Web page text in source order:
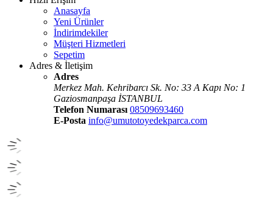
Anasayfa
Yeni Ürünler
İndirimdekiler
Müşteri Hizmetleri
Sepetim
Adres & İletişim
Adres
Merkez Mah. Kehribarcı Sk. No: 33 A Kapı No: 1
Gaziosmanpaşa İSTANBUL
Telefon Numarası 08509693460
E-Posta info@umutotoyedekparca.com